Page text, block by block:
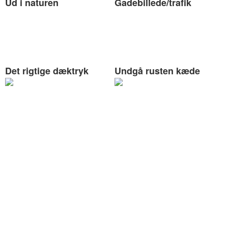
Det rigtige dæktryk Undgå rusten kæde